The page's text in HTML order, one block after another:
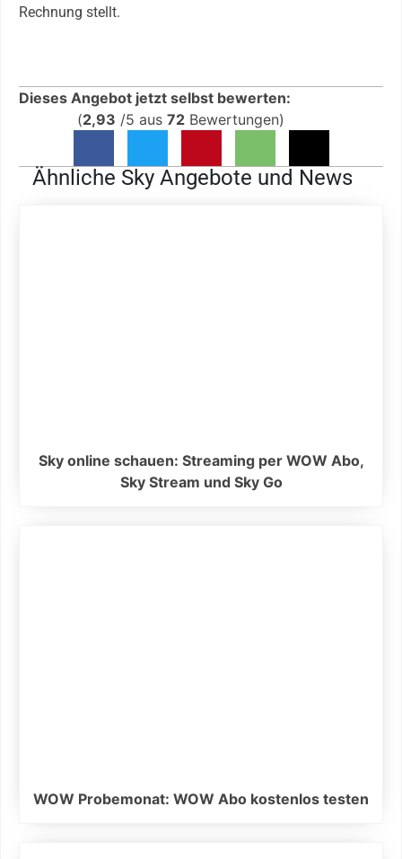
Rechnung stellt.
Dieses Angebot jetzt selbst bewerten:
(2,93 /5 aus 72 Bewertungen)
Ähnliche Sky Angebote und News
Sky online schauen: Streaming per WOW Abo,
Sky Stream und Sky Go
WOW Probemonat: WOW Abo kostenlos testen